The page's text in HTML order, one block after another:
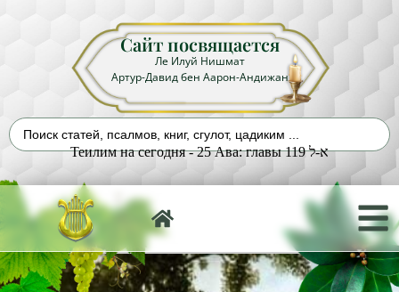
Сайт посвящается
Ле Илуй Нишмат
Артур-Давид бен Аарон-Андижан
Теилим на сегодня - 25 Ава: главы 119 א-ל